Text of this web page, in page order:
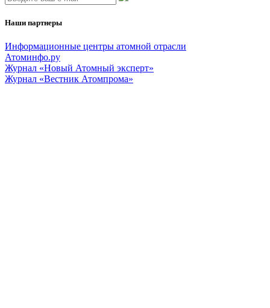
Наши партнеры
Информационные центры атомной отрасли
Атоминфо.ру
Журнал «Новый Атомный эксперт»
Журнал «Вестник Атомпрома»